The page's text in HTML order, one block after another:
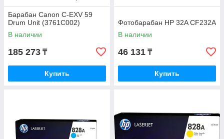
Барабан Canon C-EXV 59
Drum Unit (3761C002)
В наличии
185 273 ₸
Купить
Фотобарабан HP 32A CF232A
В наличии
46 131 ₸
Купить